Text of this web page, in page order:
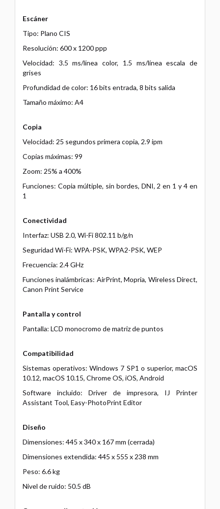
Escáner
Tipo: Plano CIS
Resolución: 600 x 1200 ppp
Velocidad: 3.5 ms/línea color, 1.5 ms/línea escala de
grises
Profundidad de color: 16 bits entrada, 8 bits salida
Tamaño máximo: A4
Copia
Velocidad: 25 segundos primera copia, 2.9 ipm
Copias máximas: 99
Zoom: 25% a 400%
Funciones: Copia múltiple, sin bordes, DNI, 2 en 1 y 4 en
1
Conectividad
Interfaz: USB 2.0, Wi-Fi 802.11 b/g/n
Seguridad Wi-Fi: WPA-PSK, WPA2-PSK, WEP
Frecuencia: 2.4 GHz
Funciones inalámbricas: AirPrint, Mopria, Wireless Direct,
Canon Print Service
Pantalla y control
Pantalla: LCD monocromo de matriz de puntos
Compatibilidad
Sistemas operativos: Windows 7 SP1 o superior, macOS
10.12, macOS 10.15, Chrome OS, iOS, Android
Software incluido: Driver de impresora, IJ Printer
Assistant Tool, Easy-PhotoPrint Editor
Diseño
Dimensiones: 445 x 340 x 167 mm (cerrada)
Dimensiones extendida: 445 x 555 x 238 mm
Peso: 6.6 kg
Nivel de ruido: 50.5 dB